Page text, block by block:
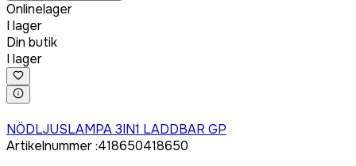
Onlinelager
I lager
Din butik
I lager
NÖDLJUSLAMPA 3IN1 LADDBAR GP
Artikelnummer:418650418650